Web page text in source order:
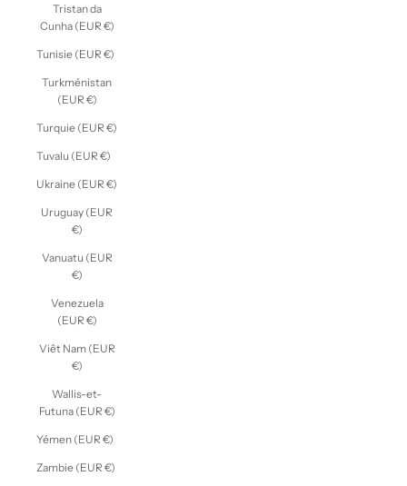
Tristan da
Cunha (EUR €)
Tunisie (EUR €)
Turkménistan
(EUR €)
Turquie (EUR €)
Tuvalu (EUR €)
Ukraine (EUR €)
Uruguay (EUR
€)
Vanuatu (EUR
€)
Venezuela
(EUR €)
Viêt Nam (EUR
€)
Wallis-et-
Futuna (EUR €)
Yémen (EUR €)
Zambie (EUR €)